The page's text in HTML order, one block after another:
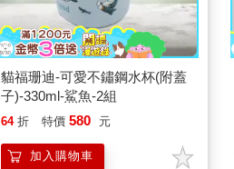
貓福珊迪-可愛不鏽鋼水杯(附蓋
子)-330ml-鯊魚-2組
64 折 特價 580 元
加入購物車